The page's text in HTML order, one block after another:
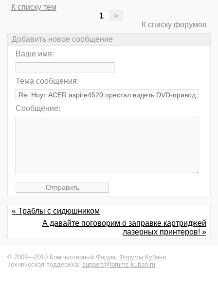
К списку тем
1
>
К списку форумов
Добавить новое сообщение
Ваше имя:
Тема сообщения:
Сообщение:
« Траблы с сидюшником
А давайте поговорим о заправке картриджей
лазерных принтеров! »
© 2009—2010 Компьютерный Форум, Форумы Кубани
Техническая поддержка: support@forums-kuban.ru